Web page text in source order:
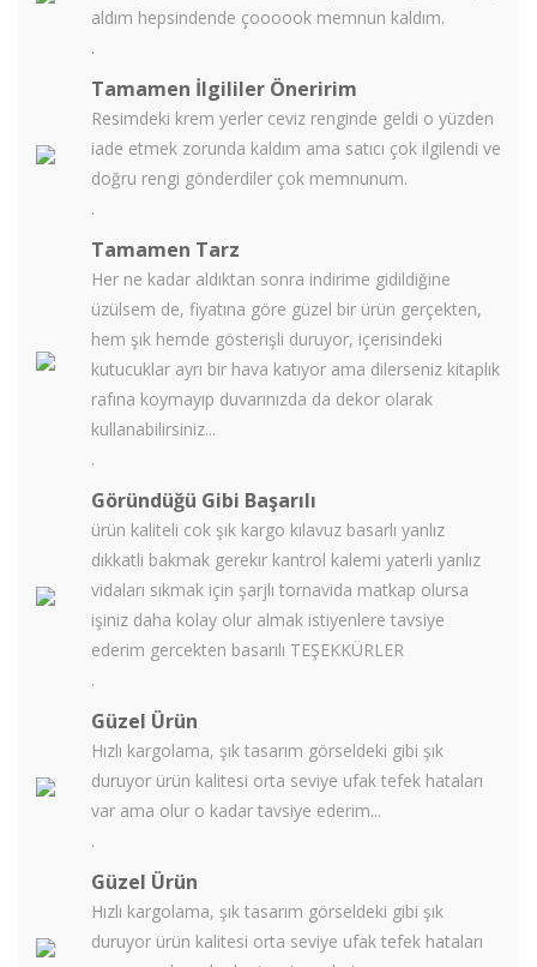
aldım hepsindende çoooook memnun kaldım.
.
Tamamen İlgililer Öneririm
Resimdeki krem yerler ceviz renginde geldi o yüzden
iade etmek zorunda kaldım ama satıcı çok ilgilendi ve
doğru rengi gönderdiler çok memnunum.
.
Tamamen Tarz
Her ne kadar aldıktan sonra indirime gidildiğine
üzülsem de, fiyatına göre güzel bir ürün gerçekten,
hem şık hemde gösterişli duruyor, içerisindeki
kutucuklar ayrı bir hava katıyor ama dilerseniz kitaplık
rafına koymayıp duvarınızda da dekor olarak
kullanabilirsiniz...
.
Göründüğü Gibi Başarılı
ürün kaliteli cok şık kargo kılavuz basarlı yanlız
dıkkatli bakmak gerekır kantrol kalemi yaterli yanlız
vidaları sıkmak için şarjlı tornavida matkap olursa
işiniz daha kolay olur almak istiyenlere tavsiye
ederim gercekten basarılı TEŞEKKÜRLER
.
Güzel Ürün
Hızlı kargolama, şık tasarım görseldeki gibi şık
duruyor ürün kalitesi orta seviye ufak tefek hataları
var ama olur o kadar tavsiye ederim...
.
Güzel Ürün
Hızlı kargolama, şık tasarım görseldeki gibi şık
duruyor ürün kalitesi orta seviye ufak tefek hataları